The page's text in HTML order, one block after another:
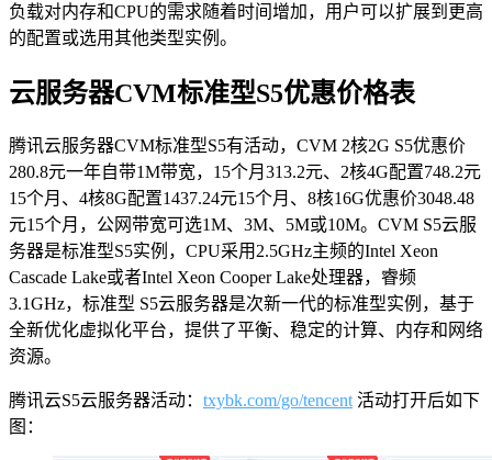
负载对内存和CPU的需求随着时间增加，用户可以扩展到更高
的配置或选用其他类型实例。
云服务器CVM标准型S5优惠价格表
腾讯云服务器CVM标准型S5有活动，CVM 2核2G S5优惠价
280.8元一年自带1M带宽，15个月313.2元、2核4G配置748.2元
15个月、4核8G配置1437.24元15个月、8核16G优惠价3048.48
元15个月，公网带宽可选1M、3M、5M或10M。CVM S5云服
务器是标准型S5实例，CPU采用2.5GHz主频的Intel Xeon
Cascade Lake或者Intel Xeon Cooper Lake处理器，睿频
3.1GHz，标准型 S5云服务器是次新一代的标准型实例，基于
全新优化虚拟化平台，提供了平衡、稳定的计算、内存和网络
资源。
腾讯云S5云服务器活动： txybk.com/go/tencent活动打开后如下
图：